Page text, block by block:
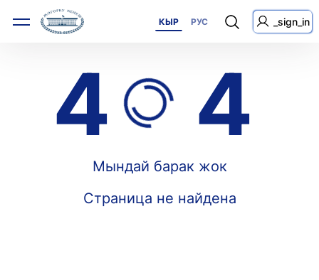
КЫР РУС _sign_in
4 4
Мындай барак жок
Страница не найдена